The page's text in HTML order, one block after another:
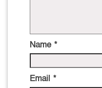
Name *
Email *